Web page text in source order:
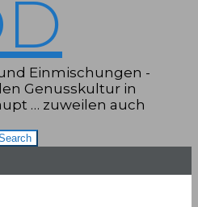
Einmischungen -
Genusskultur in
… zuweilen auch